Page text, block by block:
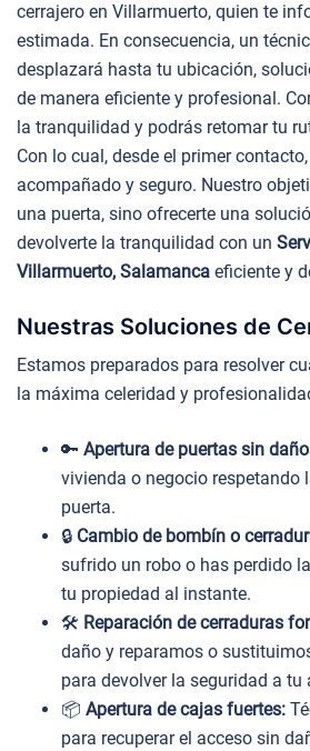
cerrajero en Villarmuerto, quien te
estimada. En consecuencia, un
desplazará hasta tu ubicación,
de manera eficiente y profesional.
la tranquilidad y podrás retomar tu
Con lo cual, desde el primer
acompañado y seguro. Nuestro
una puerta, sino ofrecerte una
devolverte la tranquilidad con un
Villarmuerto, Salamanca eficiente y
Nuestras Soluciones de
Estamos preparados para resolver
la máxima celeridad y
🔑 Apertura de puertas sin
vivienda o negocio respetando
puerta.
🔒 Cambio de bombín o
sufrido un robo o has perdido
tu propiedad al instante.
🛠️ Reparación de cerraduras
daño y reparamos o
para devolver la seguridad a tu
📦 Apertura de cajas fuertes:
para recuperar el acceso sin